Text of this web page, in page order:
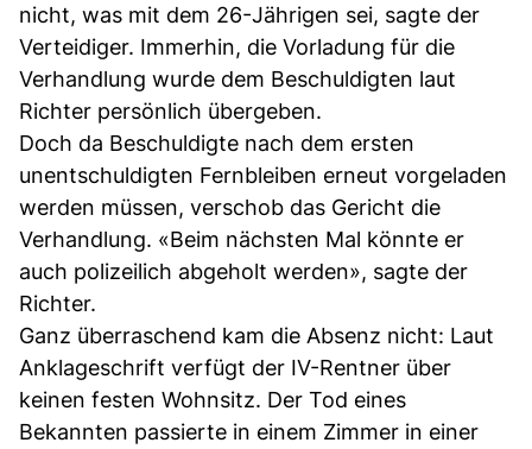
nicht, was mit dem 26-Jährigen sei, sagte der
Verteidiger. Immerhin, die Vorladung für die
Verhandlung wurde dem Beschuldigten laut
Richter persönlich übergeben.
Doch da Beschuldigte nach dem ersten
unentschuldigten Fernbleiben erneut vorgeladen
werden müssen, verschob das Gericht die
Verhandlung. «Beim nächsten Mal könnte er
auch polizeilich abgeholt werden», sagte der
Richter.
Ganz überraschend kam die Absenz nicht: Laut
Anklageschrift verfügt der IV-Rentner über
keinen festen Wohnsitz. Der Tod eines
Bekannten passierte in einem Zimmer in einer